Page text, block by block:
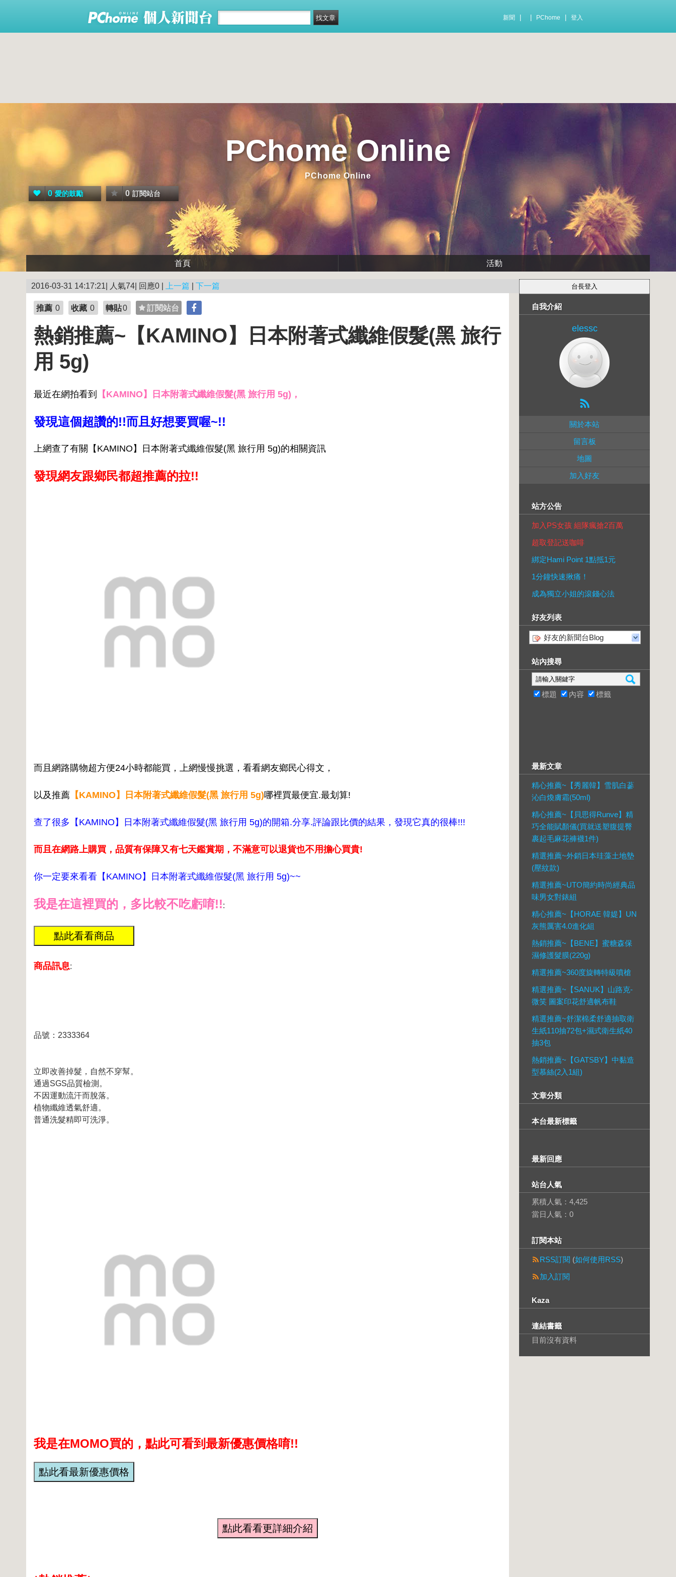
新聞 PChome 登入
PChome Online
PChome Online
0 愛的鼓勵 0 訂閱站台
首頁 活動
2016-03-31 14:17:21| 人氣74| 回應0 | 上一篇 下一篇
推薦 0 收藏 0 轉貼0 訂閱站台
熱銷推薦~【KAMINO】日本附著式纖維假髮(黑 旅行
用 5g)
最近在網拍看到 【KAMINO】日本附著式纖維假髮(黑 旅行用 5g)，
發現這個超讚的!!而且好想要買喔~!!
上網查了有關【KAMINO】日本附著式纖維假髮(黑 旅行用 5g)的相關資訊
發現網友跟鄉民都超推薦的拉!!
而且網路購物超方便24小時都能買，上網慢慢挑選，看看網友鄉民心得文，
以及推薦 【KAMINO】日本附著式纖維假髮(黑 旅行用 5g)哪裡買最便宜.最划算!
查了很多【KAMINO】日本附著式纖維假髮(黑 旅行用 5g)的開箱.分享.評論跟比價的結果，發現它真的很棒!!!
而且在網路上購買，品質有保障又有七天鑑賞期，不滿意可以退貨也不用擔心買貴!
你一定要來看看【KAMINO】日本附著式纖維假髮(黑 旅行用 5g)~~
我是在這裡買的，多比較不吃虧唷!!:
商品訊息:
品號：2333364
立即改善掉髮，自然不穿幫。
通過SGS品質檢測。
不因運動流汗而脫落。
植物纖維透氣舒適。
普通洗髮精即可洗淨。
我是在MOMO買的，點此可看到最新優惠價格唷!!
自我介紹
elessc
關於本站
留言板
地圖
加入好友
站方公告
加入PS女孩 組隊瘋搶2百萬
超取登記送咖啡
綁定Hami Point 1點抵1元
1分鐘快速揪痛！
成為獨立小姐的滾錢心法
好友列表
好友的新聞台Blog
站內搜尋
標題 內容 標籤
最新文章
精心推薦~【秀麗韓】雪肌白蔘
沁白煥膚霜(50ml)
精心推薦~【貝思得Runve】精
巧全能賦顏儀(買就送塑腹提臀
裹起毛麻花褲襪1件)
精選推薦~外銷日本珪藻土地墊
(壓紋款)
精選推薦~UTO簡約時尚經典品
味男女對錶組
精心推薦~【HORAE 韓媞】UN
灰熊厲害4.0進化組
熱銷推薦~【BENE】蜜糖森保
濕修護髮膜(220g)
精選推薦~360度旋轉特級噴槍
精選推薦~【SANUK】山路克-
微笑 圖案印花舒適帆布鞋
精選推薦~舒潔棉柔舒適抽取衛
生紙110抽72包+濕式衛生紙40
抽3包
熱銷推薦~【GATSBY】中黏造
型慕絲(2入1組)
文章分類
本台最新標籤
最新回應
站台人氣
累積人氣： 4,425
當日人氣： 0
訂閱本站
RSS訂閱 (如何使用RSS)
加入訂閱
Kaza
連結書籤
目前沒有資料